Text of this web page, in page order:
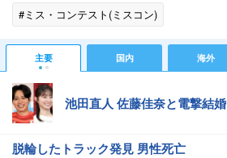
#ミス・コンテスト(ミスコン)
主要 国内 海外
池田直人 佐藤佳奈と電撃結婚
脱輪したトラック発見 男性死亡